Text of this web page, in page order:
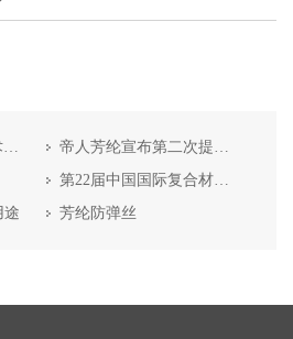
中国国际船艇及其技术设备展览会
帝人芳纶宣布第二次提高产能
第22届中国国际复合材料工业技术展览会
途
芳纶防弹丝